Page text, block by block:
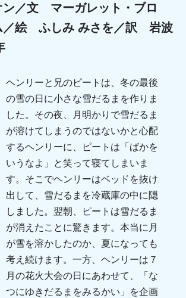
ン／文 マーガレット・ブロ
／絵 ふしみ みさを／訳 岩波
ヘンリーと兄のピートは、冬の最後
の雪の日に小さな雪だるまを作りま
した。その夜、月明かりで雪だるま
が溶けてしまうのではないかと心配
するヘンリーに、ピートは「ばかを
いうなよ」と笑って寝てしまいま
す。そこでヘンリーはベッドを抜け
出して、雪だるまを冷蔵庫の中に隠
しました。翌朝、ピートは雪だるま
が消えたことに驚きます。本当に月
が雪を溶かしたのか、夏になっても
考え続けます。一方、ヘンリーは７
月の花火大会の日にあわせて、「な
つにゆきだるまをみるかい」を企画